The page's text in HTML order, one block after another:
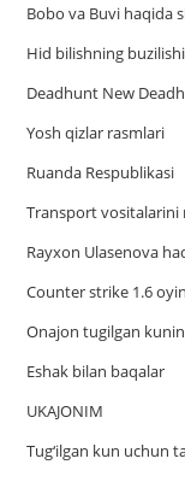
Bobo va Buvi haqida
Hid bilishning buzilishi
Deadhunt New
Yosh qizlar rasmlari
Ruanda Respublikasi
Trаnsport vositаlаrini
Rayxon Ulasenova
Counter strike 1.6
Onajon tugilgan
Eshak bilan baqalar
UKAJONIM
Tug‘ilgan kun uchun